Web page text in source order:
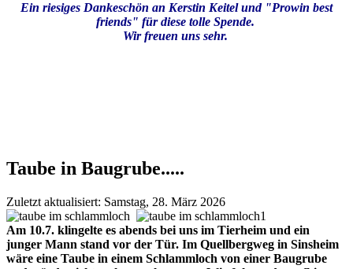
Ein riesiges Dankeschön an Kerstin Keitel und "Prowin best
friends" für diese tolle Spende.
Wir freuen uns sehr.
Taube in Baugrube.....
Zuletzt aktualisiert: Samstag, 28. März 2026
Am 10.7. klingelte es abends bei uns im Tierheim und ein
junger Mann stand vor der Tür. Im Quellbergweg in Sinsheim
wäre eine Taube in einem Schlammloch von einer Baugrube